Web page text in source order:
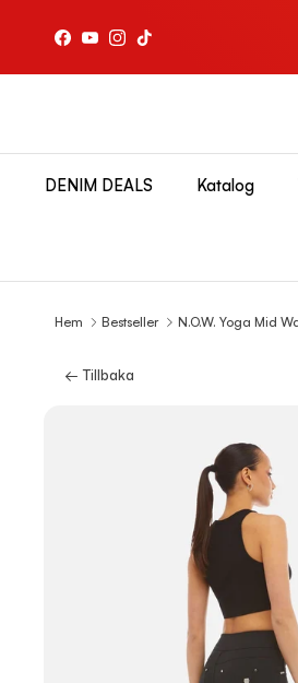
Facebook
YouTubeInstagram
TikTok
DENIM DEALS Katalog
Hem Bestseller N.O.W. Yoga Mid
← Tillbaka